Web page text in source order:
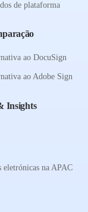
de plataforma
ao DocuSign
ao Adobe Sign
Insights
eletrónicas na APAC